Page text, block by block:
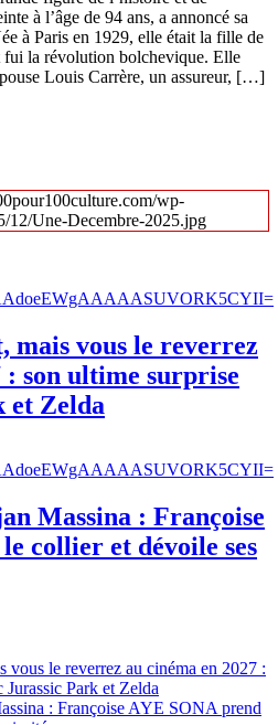
à l’âge de 94 ans, a annoncé sa
à Paris en 1929, elle était la fille de
fui la révolution bolchevique. Elle
Louis Carrère, un assureur, […]
mais vous le reverrez
: son ultime surprise
et Zelda
Massina : Françoise
collier et dévoile ses
vous le reverrez au cinéma en 2027 :
Park et Zelda
: Françoise AYE SONA prend